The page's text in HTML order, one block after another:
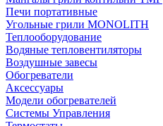
Печи портативные
Угольные грили MONOLITH
Теплооборудование
Водяные тепловентиляторы
Воздушные завесы
Обогреватели
Аксессуары
Модели обогревателей
Системы Управления